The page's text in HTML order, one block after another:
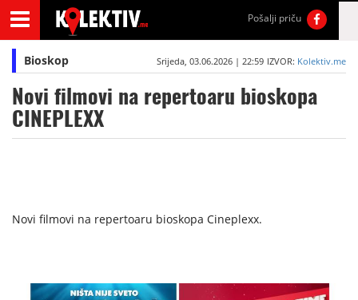
Pošalji priču
Bioskop Srijeda, 03.06.2026 | 22:59 IZVOR: Kolektiv.me
Novi filmovi na repertoaru bioskopa
CINEPLEXX
Novi filmovi na repertoaru bioskopa Cineplexx.